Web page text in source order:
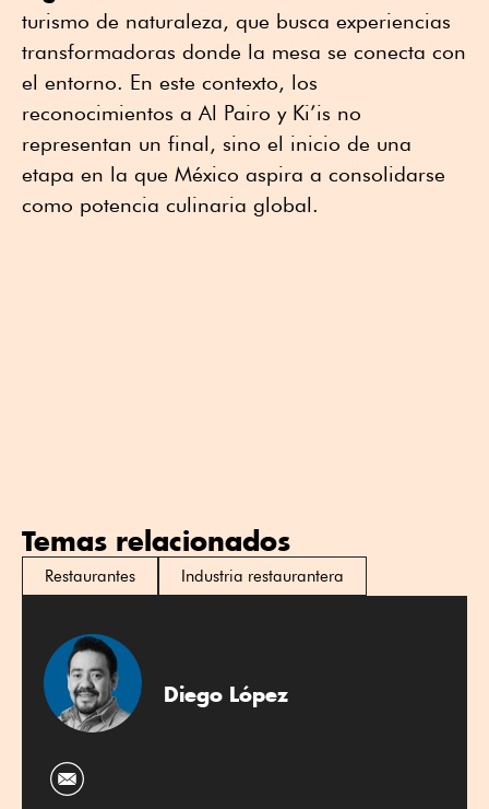
turismo de naturaleza, que busca experiencias
transformadoras donde la mesa se conecta con
el entorno. En este contexto, los
reconocimientos a Al Pairo y Ki’is no
representan un final, sino el inicio de una
etapa en la que México aspira a consolidarse
como potencia culinaria global.
Temas relacionados
Restaurantes Industria restaurantera
Diego López